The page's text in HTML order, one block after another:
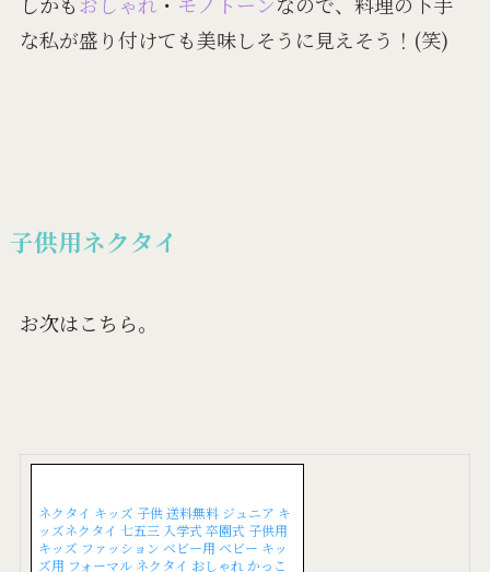
な私が盛り付けても美味しそうに見えそう！(笑)
子供用ネクタイ
お次はこちら。
ネクタイ キッズ 子供 送料無料 ジュニア キ
ッズネクタイ 七五三 入学式 卒園式 子供用
キッズ ファッション ベビー用 ベビー キッ
ズ用 フォーマル ネクタイ おしゃれ かっこ